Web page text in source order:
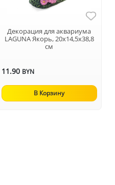
Декорация для аквариума
LAGUNA Якорь, 20х14,5х38,8
см
11.90 BYN
В Корзину